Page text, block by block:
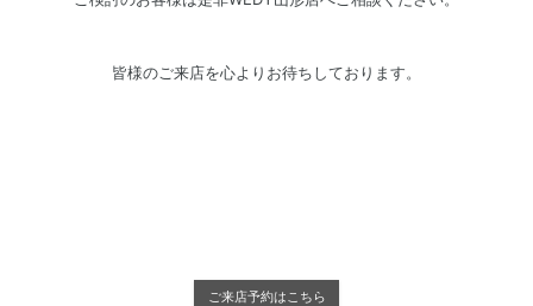
皆様のご来店を心よりお待ちしております。
ご来店予約はこちら